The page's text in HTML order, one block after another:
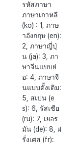
รหัสภาษา
ภาษาเกาหลี
(ko) : 1, ภาษ
าอังกฤษ (en):
2, ภาษาญี่ปุ่
น (ja): 3, ภา
ษาจีนแบบย่
อ: 4, ภาษาจี
นแบบดั้งเดิม:
5, สเปน (e
s): 6, รัสเซีย
(ru): 7, เยอร
มัน (de): 8, ฝ
รั่งเศส (fr):